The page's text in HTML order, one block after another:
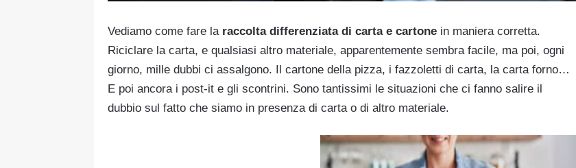
Vediamo come fare la raccolta differenziata di carta e cartone in maniera corretta.
Riciclare la carta, e qualsiasi altro materiale, apparentemente sembra facile, ma poi, ogni
giorno, mille dubbi ci assalgono. Il cartone della pizza, i fazzoletti di carta, la carta forno…
E poi ancora i post-it e gli scontrini. Sono tantissimi le situazioni che ci fanno salire il
dubbio sul fatto che siamo in presenza di carta o di altro materiale.